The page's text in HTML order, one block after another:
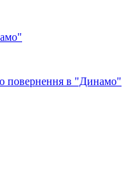
повернення в "Динамо"